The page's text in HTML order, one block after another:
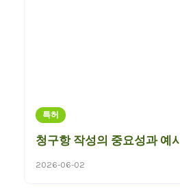
특허
청구항 작성의 중요성과 예시
2026-06-02